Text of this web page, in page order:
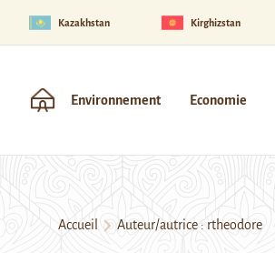
Kazakhstan Kirghizstan
Environnement Economie
Accueil Auteur/autrice : rtheodore